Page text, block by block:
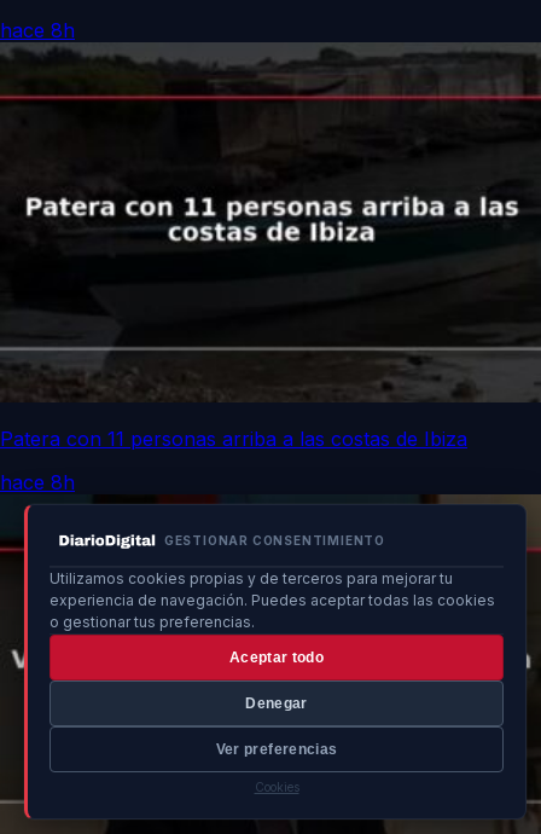
GESTIONAR CONSENTIMIENTO
Utilizamos cookies propias y de terceros para mejorar tu
experiencia de navegación. Puedes aceptar todas las cookies
o gestionar tus preferencias.
Aceptar todo
Denegar
Ver preferencias
Cookies
hace 8h
Patera con 11 personas arriba a las costas de Ibiza
hace 8h